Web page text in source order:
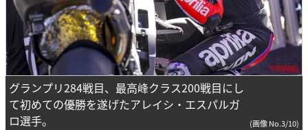
グランプリ284戦目、最高峰クラス200戦目にし
て初めての優勝を遂げたアレイシ・エスパルガ
ロ選手。
(画像 No.3/10)